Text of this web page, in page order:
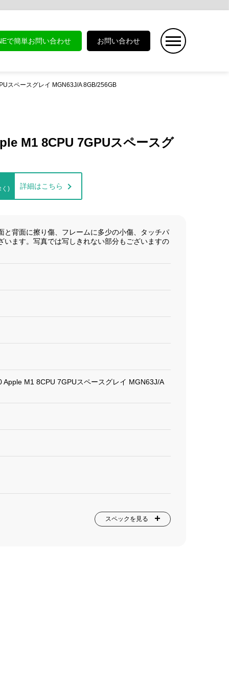
で簡単お問い合わせ お問い合わせ
スペースグレイ MGN63J/A 8GB/256GB
M1 8CPU 7GPUスペースグ
く) 詳細はこちら
と背面に擦り傷、フレームに多少の小傷、タッチパ
います。写真では写しきれない部分もございますの
M1 8CPU 7GPUスペースグレイ MGN63J/A
スペックを見る